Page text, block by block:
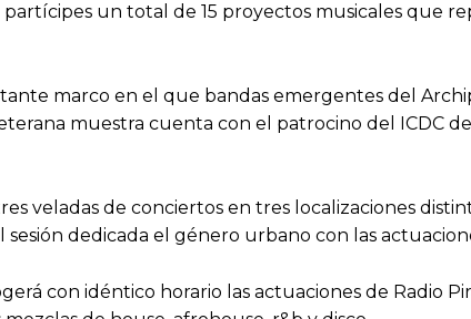
un total de 15 proyectos musicales que
marco en el que bandas emergentes del
muestra cuenta con el patrocino del ICDC
veladas de conciertos en tres localizaciones
dedicada el género urbano con las
con idéntico horario las actuaciones de Radio